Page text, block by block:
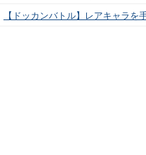
【ドッカンバトル】レアキャラ